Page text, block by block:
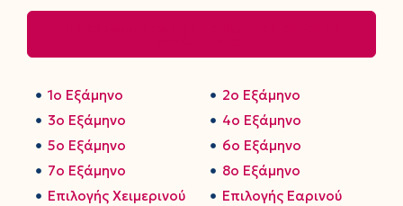
1ο Εξάμηνο
3ο Εξάμηνο
5ο Εξάμηνο
7ο Εξάμηνο
Επιλογής Χειμερινού
2ο Εξάμηνο
4ο Εξάμηνο
6ο Εξάμηνο
8ο Εξάμηνο
Επιλογής Εαρινού